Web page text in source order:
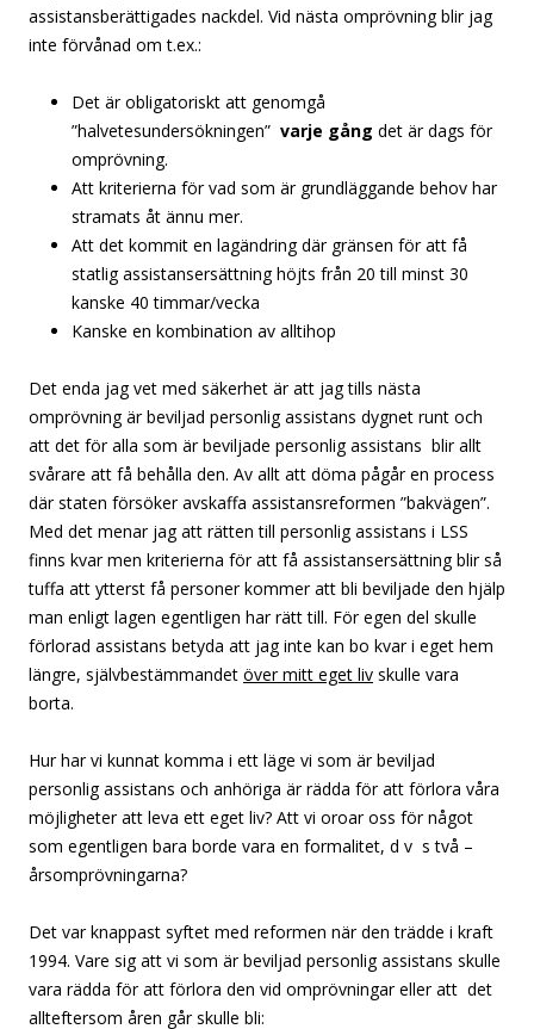
assistansberättigades nackdel. Vid nästa omprövning blir jag
inte förvånad om t.ex.:
Det är obligatoriskt att genomgå
”halvetesundersökningen” varje gång det är dags för
omprövning.
Att kriterierna för vad som är grundläggande behov har
stramats åt ännu mer.
Att det kommit en lagändring där gränsen för att få
statlig assistansersättning höjts från 20 till minst 30
kanske 40 timmar/vecka
Kanske en kombination av alltihop
Det enda jag vet med säkerhet är att jag tills nästa
omprövning är beviljad personlig assistans dygnet runt och
att det för alla som är beviljade personlig assistans blir allt
svårare att få behålla den. Av allt att döma pågår en process
där staten försöker avskaffa assistansreformen ”bakvägen”.
Med det menar jag att rätten till personlig assistans i LSS
finns kvar men kriterierna för att få assistansersättning blir så
tuffa att ytterst få personer kommer att bli beviljade den hjälp
man enligt lagen egentligen har rätt till. För egen del skulle
förlorad assistans betyda att jag inte kan bo kvar i eget hem
längre, självbestämmandet över mitt eget liv skulle vara
borta.
Hur har vi kunnat komma i ett läge vi som är beviljad
personlig assistans och anhöriga är rädda för att förlora våra
möjligheter att leva ett eget liv? Att vi oroar oss för något
som egentligen bara borde vara en formalitet, d v s två –
årsomprövningarna?
Det var knappast syftet med reformen när den trädde i kraft
1994. Vare sig att vi som är beviljad personlig assistans skulle
vara rädda för att förlora den vid omprövningar eller att det
allteftersom åren går skulle bli: